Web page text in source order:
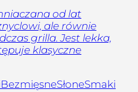
od lat
ale równie
grilla. Jest lekka,
klasyczne
BezmięsneSłoneSmaki